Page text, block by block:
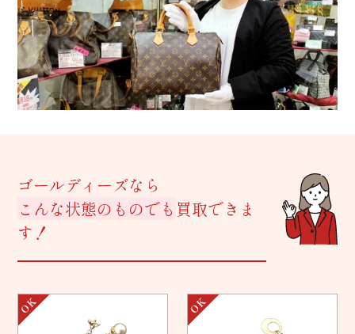
ゴールディーズなら
こんな状態のものでも 買取できま
す！